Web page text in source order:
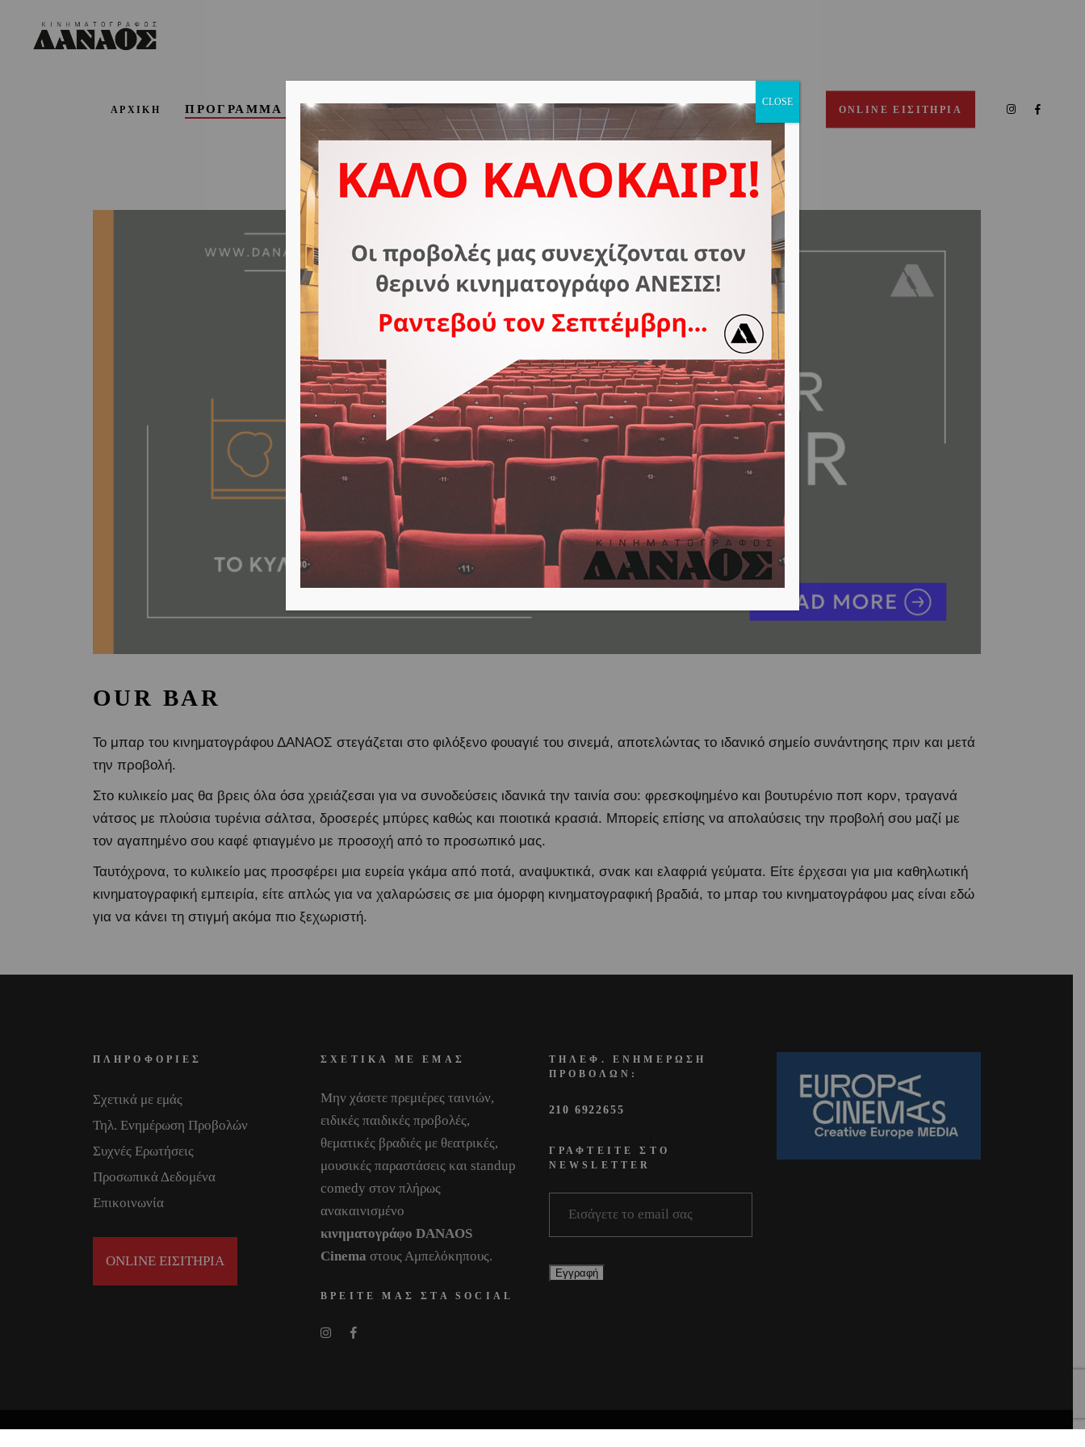
ΑΡΧΙΚΗ ΠΡΟΓΡΑΜΜΑ ΕΒΔΟΜΑΔΟΣ ΣΧΕΤΙΚΑ ΜΕ ΕΜΑΣ ΣΥΧΝΕΣ ΕΡΩΤΗΣΕΙΣ ΕΠΙΚΟΙΝΩΝΙΑ ONLINE ΕΙΣΙΤΗΡΙΑ
OUR BAR
Το μπαρ του κινηματογράφου ΔΑΝΑΟΣ στεγάζεται στο φιλόξενο φουαγιέ του σινεμά, αποτελώντας το ιδανικό σημείο συνάντησης πριν και μετά
την προβολή.
Στο κυλικείο μας θα βρεις όλα όσα χρειάζεσαι για να συνοδεύσεις ιδανικά την ταινία σου: φρεσκοψημένο και βουτυρένιο ποπ κορν, τραγανά
νάτσος με πλούσια τυρένια σάλτσα, δροσερές μπύρες καθώς και ποιοτικά κρασιά. Μπορείς επίσης να απολαύσεις την προβολή σου μαζί με
τον αγαπημένο σου καφέ φτιαγμένο με προσοχή από το προσωπικό μας.
Ταυτόχρονα, το κυλικείο μας προσφέρει μια ευρεία γκάμα από ποτά, αναψυκτικά, σνακ και ελαφριά γεύματα. Είτε έρχεσαι για μια καθηλωτική
κινηματογραφική εμπειρία, είτε απλώς για να χαλαρώσεις σε μια όμορφη κινηματογραφική βραδιά, το μπαρ του κινηματογράφου μας είναι εδώ
για να κάνει τη στιγμή ακόμα πιο ξεχωριστή.
ΠΛΗΡΟΦΟΡΙΕΣ
Σχετικά με εμάς
Τηλ. Ενημέρωση Προβολών
Συχνές Ερωτήσεις
Προσωπικά Δεδομένα
Επικοινωνία
ONLINE ΕΙΣΙΤΗΡΙΑ
ΣΧΕΤΙΚΑ ΜΕ ΕΜΑΣ
Μην χάσετε πρεμιέρες ταινιών,
ειδικές παιδικές προβολές,
θεματικές βραδιές με θεατρικές,
μουσικές παραστάσεις και standup
comedy στον πλήρως
ανακαινισμένο
κινηματογράφο DANAOS
Cinema στους Αμπελόκηπους.
ΒΡΕΙΤΕ ΜΑΣ ΣΤΑ SOCIAL
ΤΗΛΕΦ. ΕΝΗΜΕΡΩΣΗ
ΠΡΟΒΟΛΩΝ:
210 6922655
ΓΡΑΦΤΕΙΤΕ ΣΤΟ
NEWSLETTER
CLOSE